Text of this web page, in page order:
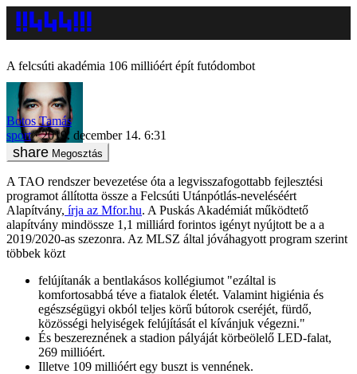
A felcsúti akadémia 106 millióért épít futódombot
Botos Tamás
sport
2019. december 14. 6:31
Megosztás
A TAO rendszer bevezetése óta a legvisszafogottabb fejlesztési
programot állította össze a Felcsúti Utánpótlás-neveléséért
Alapítvány, írja az Mfor.hu. A Puskás Akadémiát működtető
alapítvány mindössze 1,1 milliárd forintos igényt nyújtott be a a
2019/2020-as szezonra. Az MLSZ által jóváhagyott program szerint
többek közt
felújítanák a bentlakásos kollégiumot "ezáltal is
komfortosabbá téve a fiatalok életét. Valamint higiénia és
egészségügyi okból teljes körű bútorok cseréjét, fürdő,
közösségi helyiségek felújítását el kívánjuk végezni."
És beszereznének a stadion pályáját körbeölelő LED-falat,
269 millióért.
Illetve 109 millióért egy buszt is vennének.